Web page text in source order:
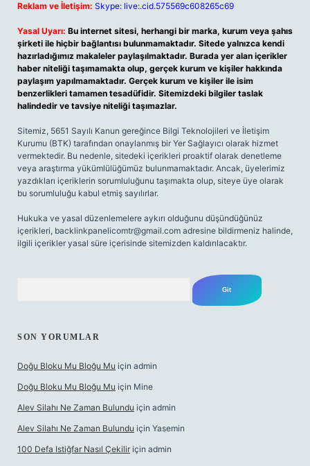
Reklam ve İletişim: Skype: live:.cid.575569c608265c69
Yasal Uyarı: Bu internet sitesi, herhangi bir marka, kurum veya şahıs
şirketi ile hiçbir bağlantısı bulunmamaktadır. Sitede yalnızca kendi
hazırladığımız makaleler paylaşılmaktadır. Burada yer alan içerikler
haber niteliği taşımamakta olup, gerçek kurum ve kişiler hakkında
paylaşım yapılmamaktadır. Gerçek kurum ve kişiler ile isim
benzerlikleri tamamen tesadüfidir. Sitemizdeki bilgiler taslak
halindedir ve tavsiye niteliği taşımazlar.
Sitemiz, 5651 Sayılı Kanun gereğince Bilgi Teknolojileri ve İletişim
Kurumu (BTK) tarafından onaylanmış bir Yer Sağlayıcı olarak hizmet
vermektedir. Bu nedenle, sitedeki içerikleri proaktif olarak denetleme
veya araştırma yükümlülüğümüz bulunmamaktadır. Ancak, üyelerimiz
yazdıkları içeriklerin sorumluluğunu taşımakta olup, siteye üye olarak
bu sorumluluğu kabul etmiş sayılırlar.
Hukuka ve yasal düzenlemelere aykırı olduğunu düşündüğünüz
içerikleri, backlinkpanelicomtr@gmail.com adresine bildirmeniz halinde,
ilgili içerikler yasal süre içerisinde sitemizden kaldırılacaktır.
SON YORUMLAR
Doğu Bloku Mu Bloğu Mu için admin
Doğu Bloku Mu Bloğu Mu için Mine
Alev Silahı Ne Zaman Bulundu için admin
Alev Silahı Ne Zaman Bulundu için Yasemin
100 Defa Istiğfar Nasıl Çekilir için admin